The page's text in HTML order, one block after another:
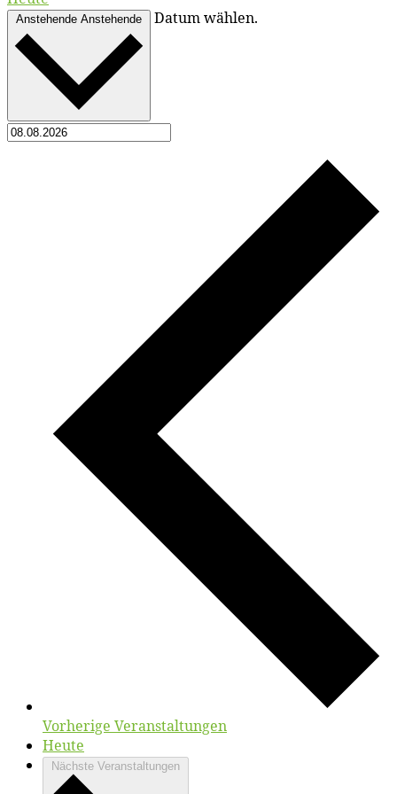
Anstehende Anstehende Datum wählen.
Vorherige Veranstaltungen
Heute
Nächste Veranstaltungen